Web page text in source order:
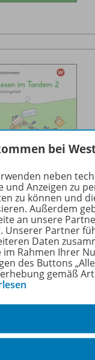
bei
neben
und Anzeigen zu
zu können und
Außerdem
an unsere
Unserer Partner
Daten
im Rahmen Ihrer
des Buttons
gemäß Art.